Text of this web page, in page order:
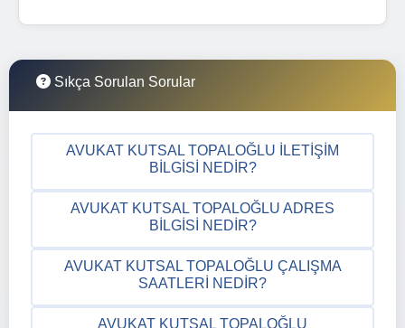
Sıkça Sorulan Sorular
AVUKAT KUTSAL TOPALOĞLU İLETIŞIM
BILGISI NEDIR?
AVUKAT KUTSAL TOPALOĞLU ADRES
BILGISI NEDIR?
AVUKAT KUTSAL TOPALOĞLU ÇALIŞMA
SAATLERI NEDIR?
AVUKAT KUTSAL TOPALOĞLU